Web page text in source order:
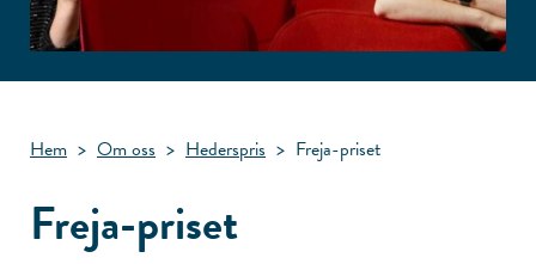
Hem > Om oss > Hederspris > Freja-priset
Freja-priset